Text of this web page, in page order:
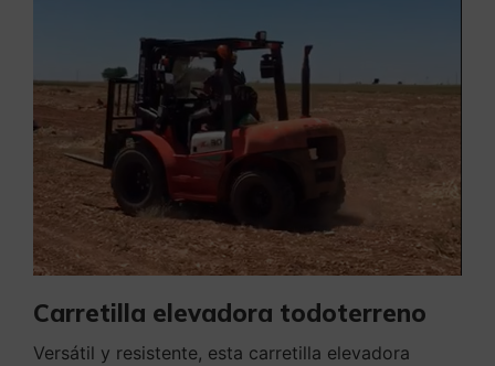
Carretilla elevadora todoterreno
Versátil y resistente, esta carretilla elevadora